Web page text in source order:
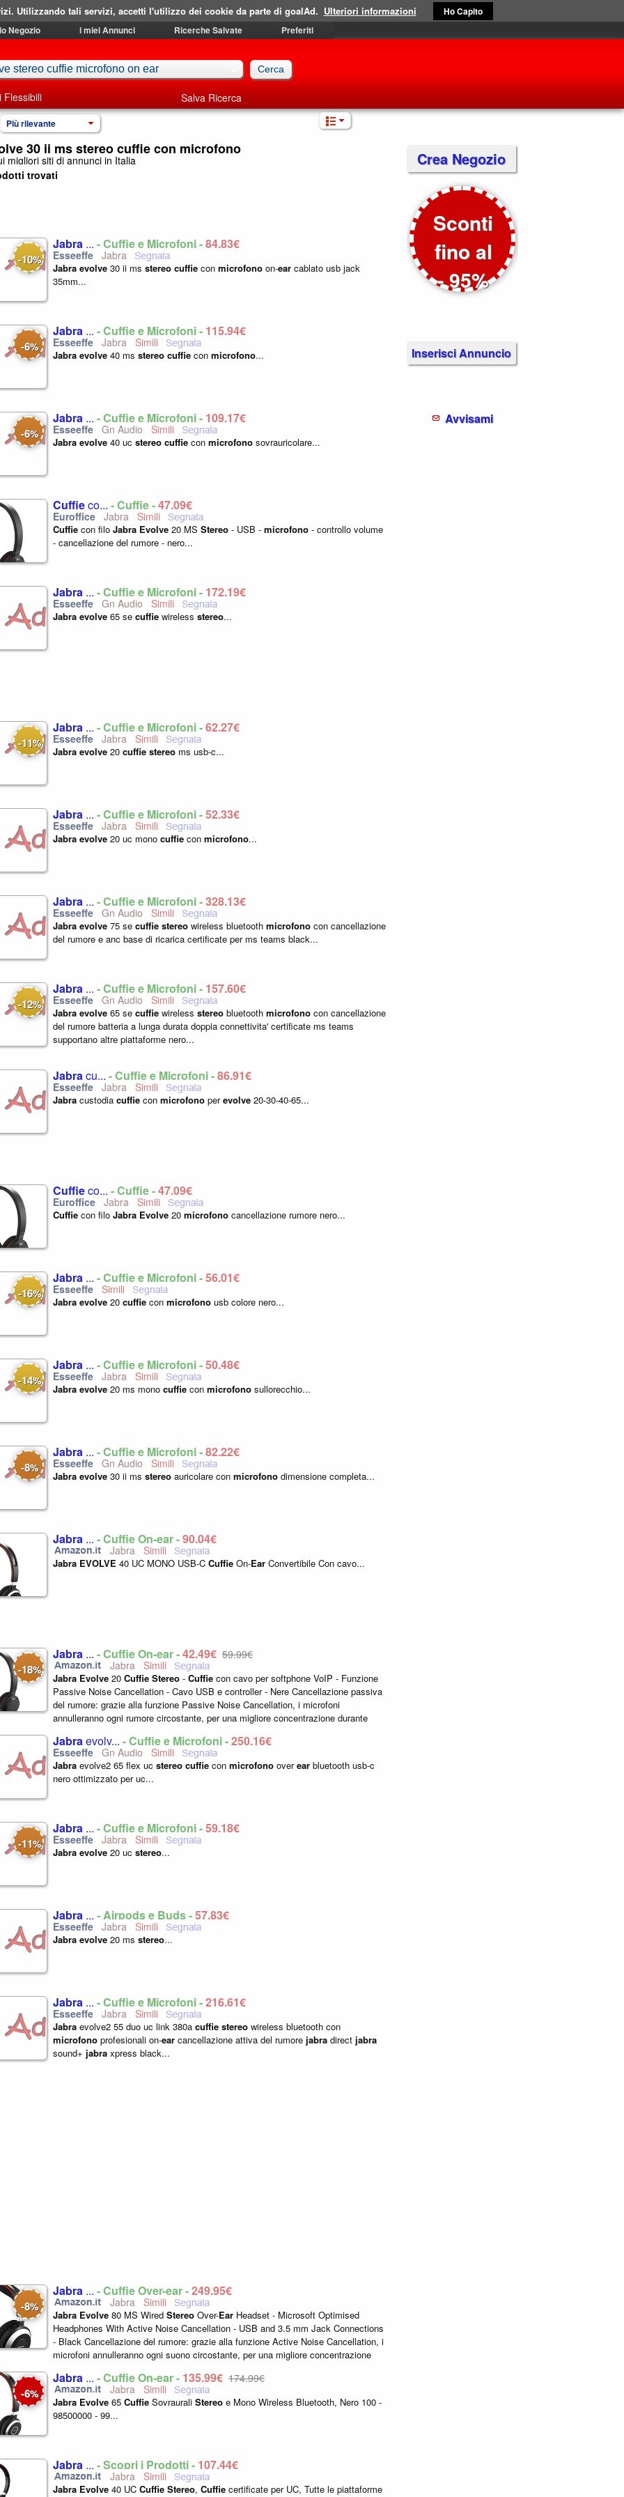
Negozio i miei Annunci Ricerche Salvate Preferiti
Flessibili Salva Ricerca
Più rilevante
30 ii ms stereo cuffie con microfono
migliori siti di annunci in Italia
trovati
-10%
Jabra ... - Cuffie e Microfoni -84,83€
Jabra
Jabra evolve 30 ii ms stereo cuffie con microfono on-ear cablato usb jack
35mm...
-6%
Jabra ... - Cuffie e Microfoni - 115,94€
Jabra
Jabra evolve 40 ms stereo cuffie con microfono...
-6%
Jabra ... - Cuffie e Microfoni - 109,17€
Gn Audio
Jabra evolve 40 uc stereo cuffie con microfono sovrauricolare...
Cuffieco... - Cuffie -47,09€
Jabra
Cuffie con filo Jabra Evolve 20 MS Stereo - USB - microfono - controllo volume
- cancellazione del rumore - nero...
Jabra ... - Cuffie e Microfoni - 172,19€
Gn Audio
Jabra evolve 65 se cuffie wireless stereo...
-11%
Jabra ... - Cuffie e Microfoni -62,27€
Jabra
Jabra evolve 20 cuffie stereo ms usb-c...
Jabra ... - Cuffie e Microfoni -52,33€
Jabra
Jabra evolve 20 uc mono cuffie con microfono...
Jabra ... - Cuffie e Microfoni -328,13€
Gn Audio
Jabra evolve 75 se cuffie stereo wireless bluetooth microfono con cancellazione
del rumore e anc base di ricarica certificate per ms teams black...
-12%
Jabra ... - Cuffie e Microfoni - 157,60€
Gn Audio
Jabra evolve 65 se cuffie wireless stereo bluetooth microfono con cancellazione
del rumore batteria a lunga durata doppia connettivita' certificate ms teams
supportano altre piattaforme nero...
Jabracu... - Cuffie e Microfoni -86,91€
Jabra
Jabra custodia cuffie con microfono perevolve 20-30-40-65...
Cuffieco... - Cuffie -47,09€
Jabra
Cuffie con filo Jabra Evolve 20 microfono cancellazione rumore nero...
-16%
Jabra ... - Cuffie e Microfoni -56,01€
Jabra evolve 20 cuffie con microfono usb colore nero...
-14%
Jabra ... - Cuffie e Microfoni -50,48€
Jabra
Jabra evolve 20 ms mono cuffie con microfono sullorecchio...
-8%
Jabra ... - Cuffie e Microfoni -82,22€
Gn Audio
Jabra evolve 30 ii ms stereo auricolare con microfono dimensione completa...
Jabra ... - Cuffie On-ear -90,04€
Jabra
Jabra EVOLVE 40 UC MONO USB-C Cuffie On-Ear Convertibile Con cavo...
-18%
Jabra ... - Cuffie On-ear -42,49€ 59,99€
Jabra
Jabra Evolve 20 Cuffie Stereo - Cuffie con cavo per softphone VoIP - Funzione
Passive Noise Cancellation - Cavo USB e controller - Nere Cancellazione passiva
del rumore: grazie alla funzione Passive Noise Cancellation, i microfoni
annulleranno ogni rumore circostante, per una migliore concentrazione durante
Jabraevolv... - Cuffie e Microfoni -250,16€
Gn Audio
Jabra evolve2 65 flex uc stereo cuffie con microfono overear bluetooth usb-c
nero ottimizzato per uc...
-11%
Jabra ... - Cuffie e Microfoni -59,18€
Jabra
Jabra evolve 20 uc stereo...
Jabra ... - Airpods e Buds -57,83€
Jabra
Jabra evolve 20 ms stereo...
Jabra ... - Cuffie e Microfoni -216,61€
Jabra
Jabra evolve2 55 duo uc link 380a cuffie stereo wireless bluetooth con
microfono profesionali on-ear cancellazione attiva del rumore jabra direct jabra
sound+ jabra xpress black...
-8%
Jabra ... - Cuffie Over-ear -249,95€
Jabra
Jabra Evolve 80 MS Wired Stereo Over-Ear Headset - Microsoft Optimised
Headphones With Active Noise Cancellation - USB and 3.5 mm Jack Connections
- Black Cancellazione del rumore: grazie alla funzione Active Noise Cancellation, i
microfoni annulleranno ogni suono circostante, per una migliore concentrazione
-6%
Jabra ... - Cuffie On-ear - 135,99€ 174,99€
Jabra
Jabra Evolve 65 Cuffie Sovraurali Stereo e Mono Wireless Bluetooth, Nero 100 -
98500000 - 99...
Jabra ... - Scopri i Prodotti - 107,44€
Jabra
Jabra Evolve 40 UC Cuffie Stereo, Cuffie certificate per UC, Tutte le piattaforme
Crea Negozio
Sconti
fino al
- 95%
Inserisci Annuncio
Avvisami
Utilizzando tali servizi, accetti l'utilizzo dei cookie da parte di goalAd. Ulteriori informazioni Ho Capito